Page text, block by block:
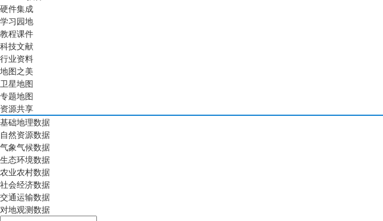
硬件集成
学习园地
教程课件
科技文献
行业资料
地图之美
卫星地图
专题地图
资源共享
基础地理数据
自然资源数据
气象气候数据
生态环境数据
农业农村数据
社会经济数据
交通运输数据
对地观测数据